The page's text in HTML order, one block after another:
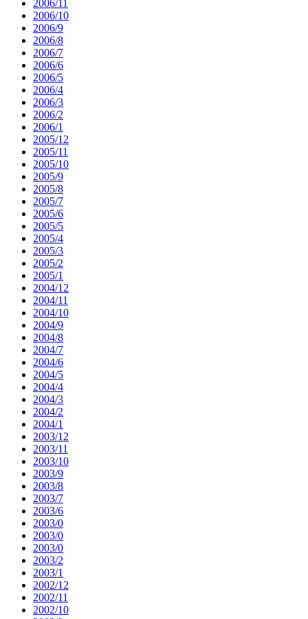
2006/11
2006/10
2006/9
2006/8
2006/7
2006/6
2006/5
2006/4
2006/3
2006/2
2006/1
2005/12
2005/11
2005/10
2005/9
2005/8
2005/7
2005/6
2005/5
2005/4
2005/3
2005/2
2005/1
2004/12
2004/11
2004/10
2004/9
2004/8
2004/7
2004/6
2004/5
2004/4
2004/3
2004/2
2004/1
2003/12
2003/11
2003/10
2003/9
2003/8
2003/7
2003/6
2003/0
2003/0
2003/0
2003/2
2003/1
2002/12
2002/11
2002/10